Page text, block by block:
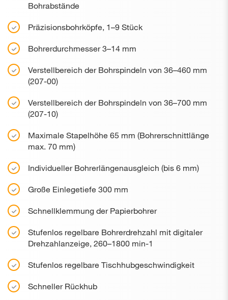
Bohrabstände
Präzisionsbohrköpfe, 1–9 Stück
Bohrerdurchmesser 3–14 mm
Verstellbereich der Bohrspindeln von 36–460 mm
(207-00)
Verstellbereich der Bohrspindeln von 36–700 mm
(207-10)
Maximale Stapelhöhe 65 mm (Bohrerschnittlänge
max. 70 mm)
Individueller Bohrerlängenausgleich (bis 6 mm)
Große Einlegetiefe 300 mm
Schnellklemmung der Papierbohrer
Stufenlos regelbare Bohrerdrehzahl mit digitaler
Drehzahlanzeige, 260–1800 min-1
Stufenlos regelbare Tischhubgeschwindigkeit
Schneller Rückhub